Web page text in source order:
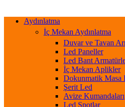
Aydınlatma
İç Mekan Aydınlatma
Duvar ve Tavan
Led Paneller
Led Bant
İç Mekan Aplikler
Dokunmatik Masa
Şerit Led
Avize Kumandaları
Led Spotlar